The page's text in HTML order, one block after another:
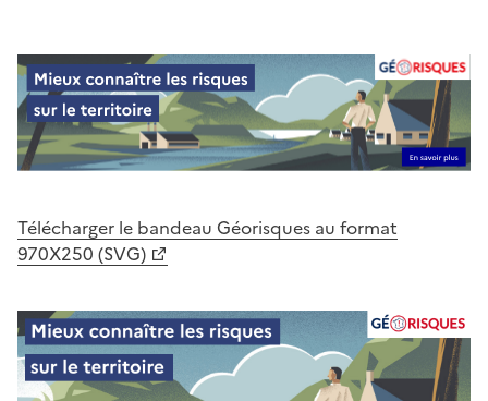
Télécharger le bandeau Géorisques au format
970X250 (SVG)